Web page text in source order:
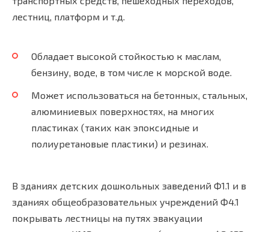
лестниц, платформ и т.д.
Обладает высокой стойкостью к маслам,
бензину, воде, в том числе к морской воде.
Может использоваться на бетонных, стальных,
алюминиевых поверхностях, на многих
пластиках (таких как эпоксидные и
полиуретановые пластики) и резинах.
В зданиях детских дошкольных заведений Ф1.1 и в
зданиях общеобразовательных учреждений Ф4.1
покрывать лестницы на путях эвакуации